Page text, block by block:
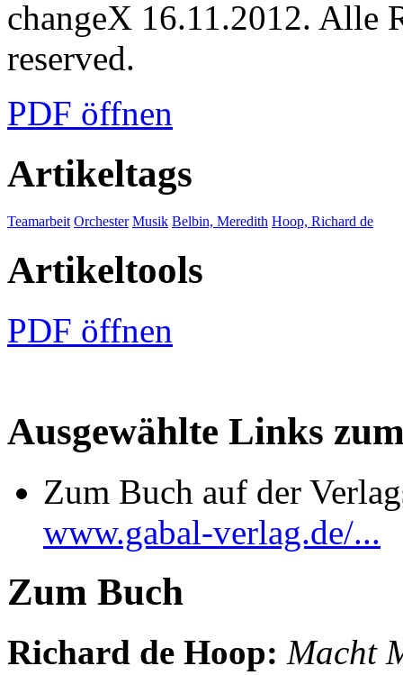
changeX 16.11.2012. Alle
reserved.
PDF öffnen
Artikeltags
Teamarbeit Orchester Musik Belbin, Meredith Hoop, Richard de
Artikeltools
PDF öffnen
Ausgewählte Links
Zum Buch auf der
www.gabal-verlag.de/...
Zum Buch
Richard de Hoop: Macht